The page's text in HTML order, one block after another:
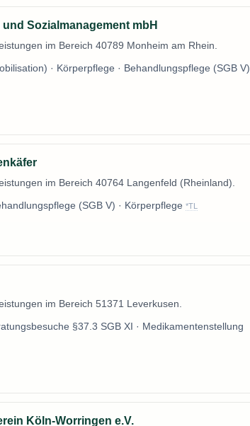
Sozialmanagement mbH
im Bereich 40789 Monheim am Rhein.
· Körperpflege · Behandlungspflege (SGB V)
im Bereich 40764 Langenfeld (Rheinland).
(SGB V) · Körperpflege *TL
im Bereich 51371 Leverkusen.
§37.3 SGB XI · Medikamentenstellung
Köln-Worringen e.V.